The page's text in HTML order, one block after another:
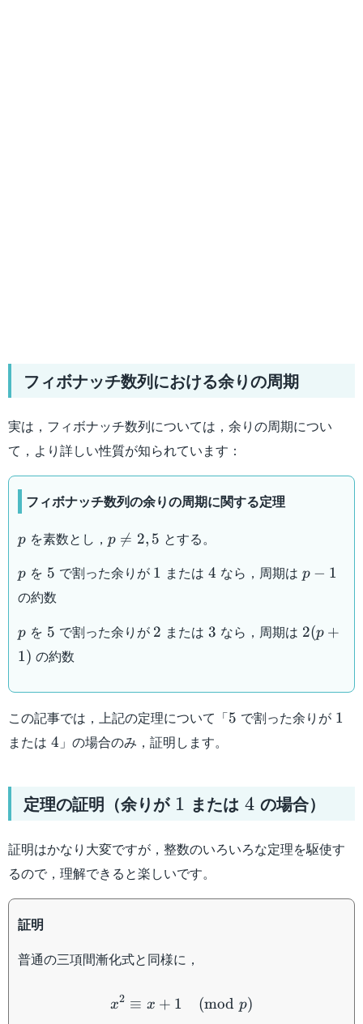
フィボナッチ数列における余りの周期
実は，フィボナッチ数列については，余りの周期につい
て，より詳しい性質が知られています：
フィボナッチ数列の余りの周期に関する定理
p
p を素数とし， p\neq
p 
= 2, 5 とする。
p
p を 5
5 で割った余りが 1
1 または4
4 なら，周期は p-
p − 1
の約数
p
p を 5
5 で割った余りが 2
2 または3
3 なら，周期は 2(p+1)
2(p +
1) の約数
この記事では，上記の定理について「5
5 で割った余りが 1
1
または 4
4 」の場合のみ，証明します。
定理の証明（余りが 1
1 または 4
4 の場合）
証明はかなり大変ですが，整数のいろいろな定理を駆使す
るので，理解できると楽しいです。
証明
普通の三項間漸化式と同様に，
x2 ≡ x + 1 (mod p)